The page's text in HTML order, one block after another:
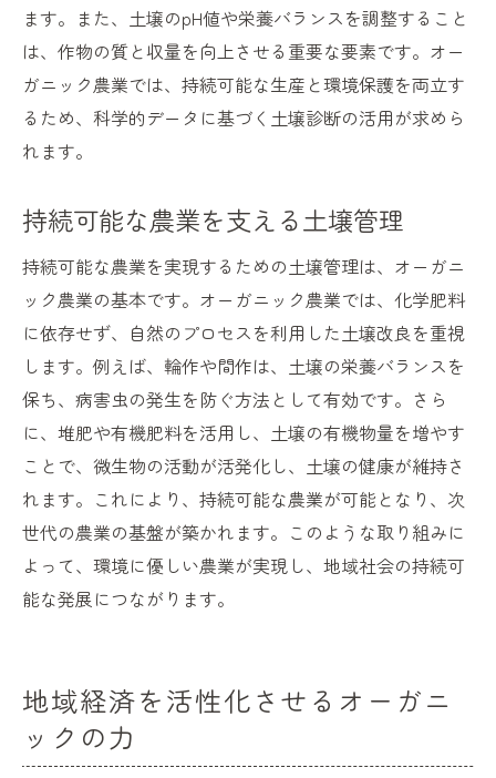
ます。また、土壌のpH値や栄養バランスを調整すること
は、作物の質と収量を向上させる重要な要素です。オー
ガニック農業では、持続可能な生産と環境保護を両立す
るため、科学的データに基づく土壌診断の活用が求めら
れます。
持続可能な農業を支える土壌管理
持続可能な農業を実現するための土壌管理は、オーガニ
ック農業の基本です。オーガニック農業では、化学肥料
に依存せず、自然のプロセスを利用した土壌改良を重視
します。例えば、輪作や間作は、土壌の栄養バランスを
保ち、病害虫の発生を防ぐ方法として有効です。さら
に、堆肥や有機肥料を活用し、土壌の有機物量を増やす
ことで、微生物の活動が活発化し、土壌の健康が維持さ
れます。これにより、持続可能な農業が可能となり、次
世代の農業の基盤が築かれます。このような取り組みに
よって、環境に優しい農業が実現し、地域社会の持続可
能な発展につながります。
地域経済を活性化させるオーガニ
ックの力